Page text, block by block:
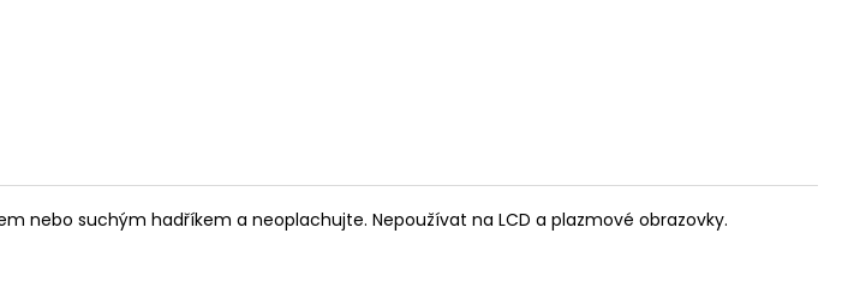
nebo suchým hadříkem a neoplachujte. Nepoužívat na LCD a plazmové obrazovky.